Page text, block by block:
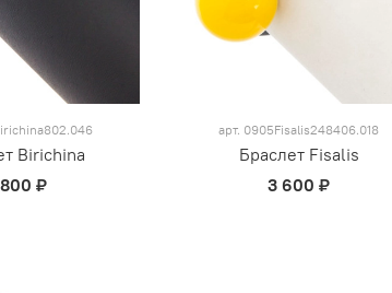
Birichina
₽
арт. 0905Fisalis248406.018
Браслет Fisalis
3 600 ₽